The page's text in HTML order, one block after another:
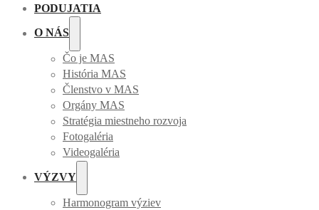
PODUJATIA
O NÁS
Čo je MAS
História MAS
Členstvo v MAS
Orgány MAS
Stratégia miestneho rozvoja
Fotogaléria
Videogaléria
VÝZVY
Harmonogram výziev